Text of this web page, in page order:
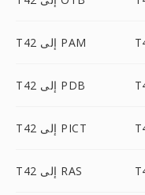
T42 إلى PAM
T42 إلى PDB
T42 إلى PICT
T42 إلى RAS